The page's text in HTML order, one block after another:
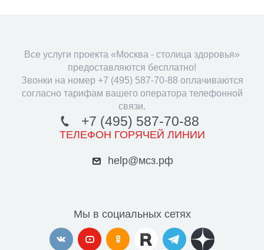
Все услуги проекта «Москва - столица здоровья»
предоставляются бесплатно!
Звонки на номер +7 (495) 587-70-88 оплачиваются
согласно тарифам вашего оператора телефонной
связи.
+7 (495) 587-70-88
ТЕЛЕФОН ГОРЯЧЕЙ ЛИНИИ
help@мсз.рф
Мы в социальных сетях